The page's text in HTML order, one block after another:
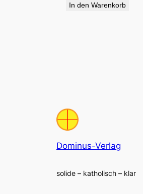
In den Warenkorb
Dominus-Verlag
solide – katholisch – klar